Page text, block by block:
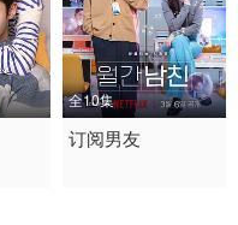
全10集
2026 / 韩国 / 韩语
订阅男友